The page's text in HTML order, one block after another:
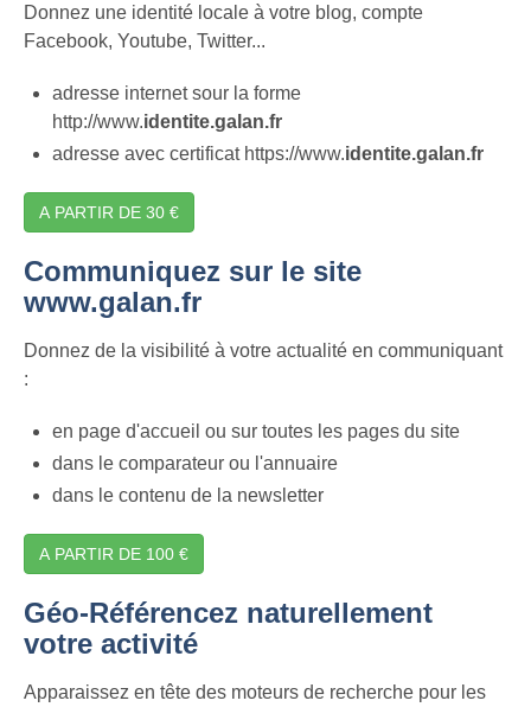
Donnez une identité locale à votre blog, compte
Facebook, Youtube, Twitter...
adresse internet sour la forme
http://www.identite.galan.fr
adresse avec certificat https://www.identite.galan.fr
A PARTIR DE 30 €
Communiquez sur le site
www.galan.fr
Donnez de la visibilité à votre actualité en communiquant
:
en page d'accueil ou sur toutes les pages du site
dans le comparateur ou l'annuaire
dans le contenu de la newsletter
A PARTIR DE 100 €
Géo-Référencez naturellement
votre activité
Apparaissez en tête des moteurs de recherche pour les